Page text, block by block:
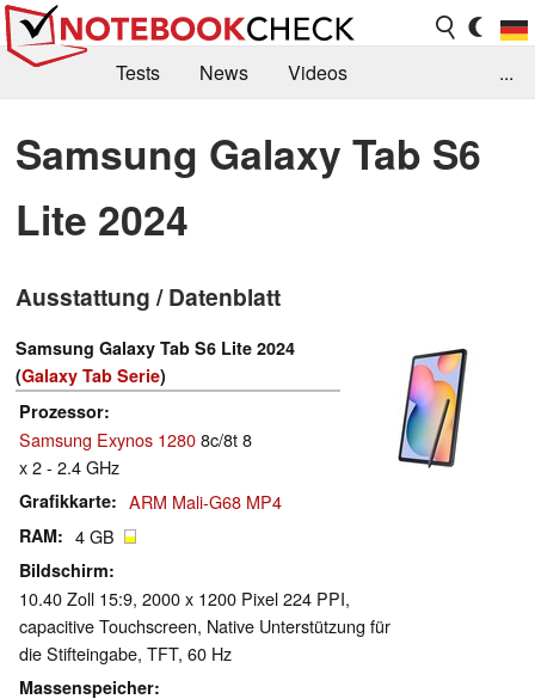
Tests News
Videos
Kaufberatung
Deals Suche
Jobs
Forum
...
Samsung Galaxy Tab S6
Lite 2024
Ausstattung / Datenblatt
Samsung Galaxy Tab S6 Lite 2024
(Galaxy Tab Serie)
Prozessor
Samsung Exynos 12808c/8t 8
x 2 - 2.4 GHz
Grafikkarte ARM Mali-G68 MP4
RAM 4 GB
Bildschirm
10.40 Zoll 15:9, 2000 x 1200 Pixel 224 PPI,
capacitive Touchscreen, Native Unterstützung für
die Stifteingabe, TFT, 60 Hz
Massenspeicher